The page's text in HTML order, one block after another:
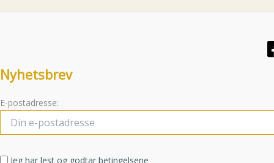
Nyhetsbrev
E-postadresse:
Jeg har lest og godtar betingelsene